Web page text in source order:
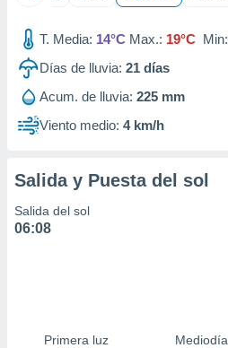
T. Media: 14°C Max.: 19°C Min:
Días de lluvia: 21 días
Acum. de lluvia: 225 mm
Viento medio: 4 km/h
Salida y Puesta del sol
Salida del sol
06:08
Primera luz
Mediodía